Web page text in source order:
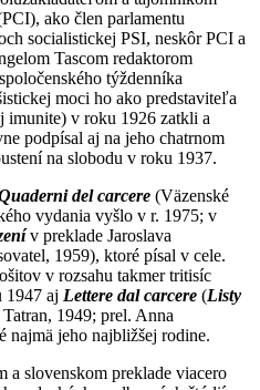
ako člen parlamentu
socialistickej PSI, neskôr PCI a
Tascom redaktorom
týždenníka
moci ho ako predstaviteľa
imunite) v roku 1926 zatkli a
podpísal aj na jeho chatrnom
na slobodu v roku 1937.
del carcere (Väzenské
vydania vyšlo v r. 1975; v
v preklade Jaroslava
1959), ktoré písal v cele.
v rozsahu takmer tritisíc
1947 aj Lettere dal carcere (Listy
1949; prel. Anna
najmä jeho najbližšej rodine.
a slovenskom preklade viacero